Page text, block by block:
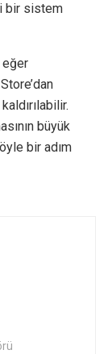
bir sistem
eğer
büyük
bir adım